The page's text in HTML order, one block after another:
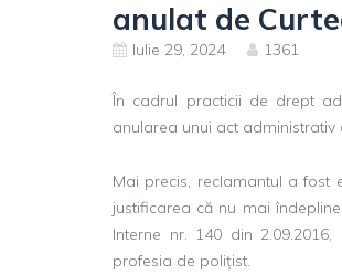
anulat de
Iulie 29, 2024 1361
În cadrul practicii de drept
anularea unui act administrativ
Mai precis, reclamantul a fost
justificarea că nu mai
Interne nr. 140 din
profesia de polițist.